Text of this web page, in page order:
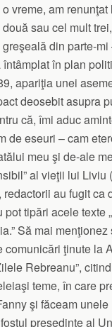
vreme, am
sau cel mult
din parte-
întâmplat în plan
apariţia unei
deosebit asupra
că, îmi aduc
de eseuri – cam
meu şi de-ale
al vieţii lui Liviu
redactorii au fugit ca
pot tipări acele texte
Să mai
comunicări ţinute la
Rebreanu”,
teme, în care
şi făceam
preşedinte al